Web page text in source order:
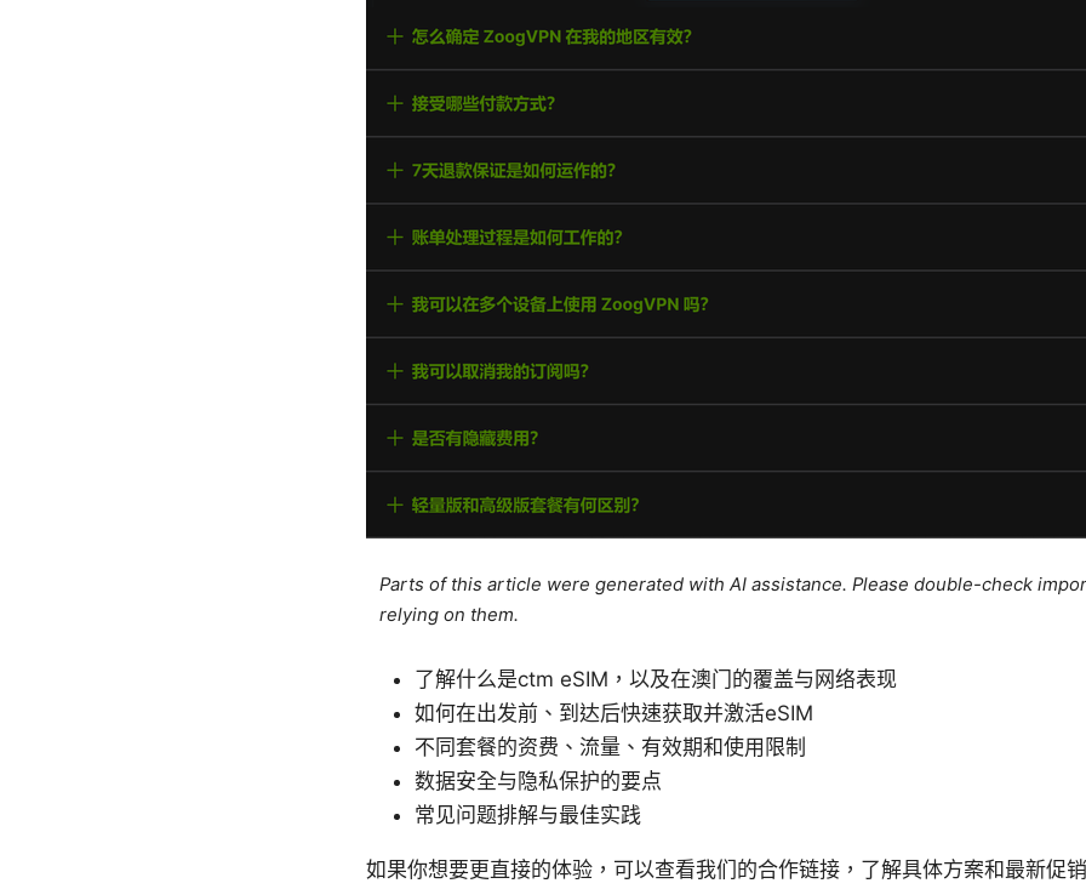
Parts of this article were generated with AI assistance. Please double-check
relying on them.
了解什么是ctm eSIM，以及在澳门的覆盖与网络表现
如何在出发前、到达后快速获取并激活eSIM
不同套餐的资费、流量、有效期和使用限制
数据安全与隐私保护的要点
常见问题排解与最佳实践
如果你想要更直接的体验，可以查看我们的合作链接，了解具体方案和最新促销